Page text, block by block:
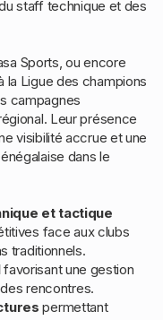
staff technique et des
Sports, ou encore
la Ligue des champions
campagnes
Leur présence
visibilité accrue et une
dans le
et tactique
face aux clubs
traditionnels.
favorisant une gestion
rencontres.
permettant